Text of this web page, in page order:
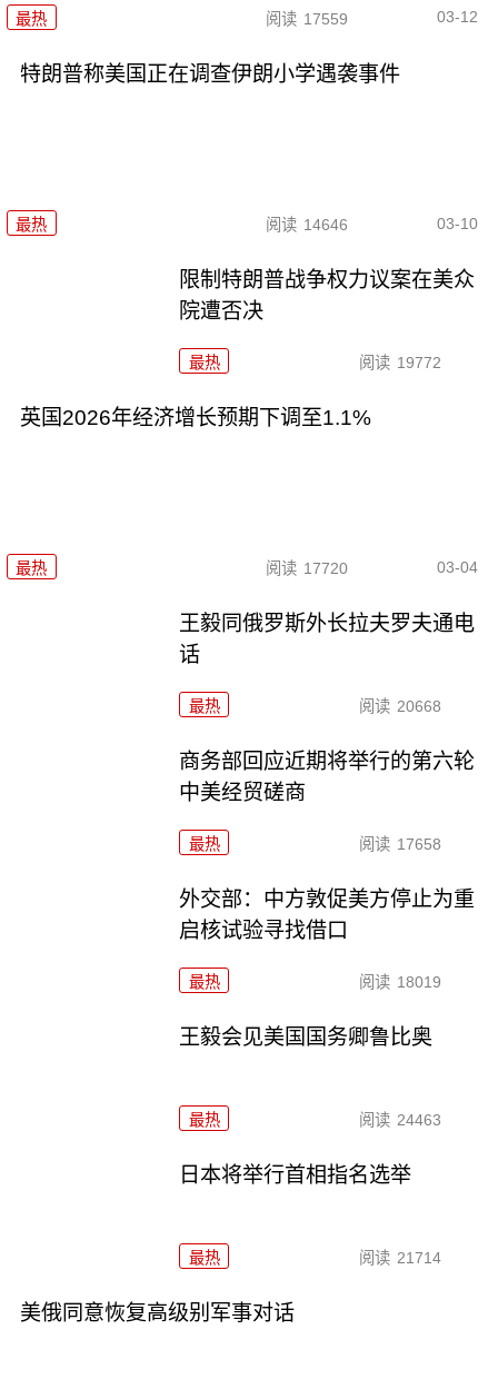
最热 阅读 17559 03-12
特朗普称美国正在调查伊朗小学遇袭事件
最热 阅读 14646 03-10
限制特朗普战争权力议案在美众
院遭否决
最热 阅读 19772
英国2026年经济增长预期下调至1.1%
最热 阅读 17720 03-04
王毅同俄罗斯外长拉夫罗夫通电
话
最热 阅读 20668
商务部回应近期将举行的第六轮
中美经贸磋商
最热 阅读 17658
外交部：中方敦促美方停止为重
启核试验寻找借口
最热 阅读 18019
王毅会见美国国务卿鲁比奥
最热 阅读 24463
日本将举行首相指名选举
最热 阅读 21714
美俄同意恢复高级别军事对话